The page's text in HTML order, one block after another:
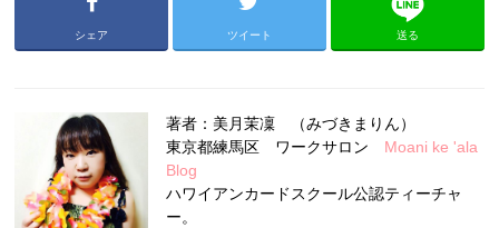
シェア ツイート 送る
著者：美月茉凜 （みづきまりん）
東京都練馬区 ワークサロン Moani ke 'ala
Blog
ハワイアンカードスクール公認ティーチャ
ー。